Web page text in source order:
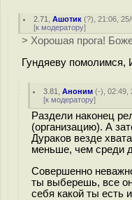
2.71 ,Ашотик (?), 21:06,
[к модератору]
> Хорошая прога!
Гундяеву помолимся,
3.81 ,Аноним (-), 02:49,
[к модератору]
Раздели наконец
(организацию). А
Дураков везде
меньше, чем среди
Совершенно
ты выберешь, все
себя какой ты есть